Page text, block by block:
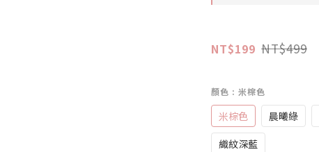
NT$199 NT$499
顏色 : 米棕色
米棕色 晨曦綠
織紋深藍